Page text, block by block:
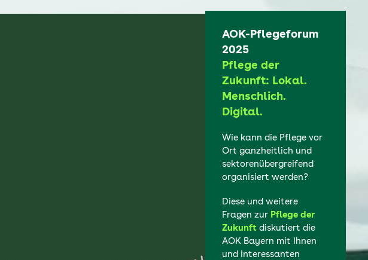
AOK-Pflegeforum
2025
Pflege der
Zukunft: Lokal.
Menschlich.
Digital.
Wie kann die Pflege vor
Ort ganzheitlich und
sektorenübergreifend
organisiert werden?
Diese und weitere
Fragen zur Pflege der
Zukunft diskutiert die
AOK Bayern mit Ihnen
und interessanten